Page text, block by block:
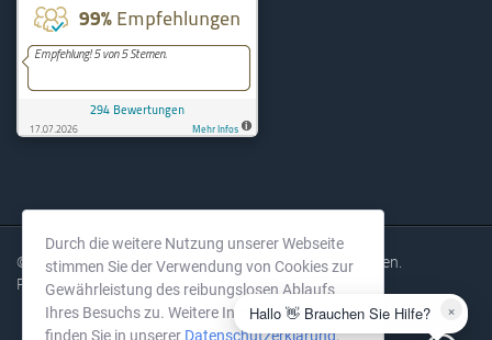
© 2004-2026 KernelHost GmbH. Alle Rechte vorbehalten.
Preise exkl. MwSt.
Durch die weitere Nutzung unserer Webseite
stimmen Sie der Verwendung von Cookies zur
Gewährleistung des reibungslosen Ablaufs
Ihres Besuchs zu. Weitere Informationen
finden Sie in unserer Datenschutzerklärung.
×
Hallo 👋 Brauchen Sie Hilfe?